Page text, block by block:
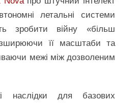
летальні системи
зробити війну «більш
її масштаби та
межі між дозволеним
наслідки для базових